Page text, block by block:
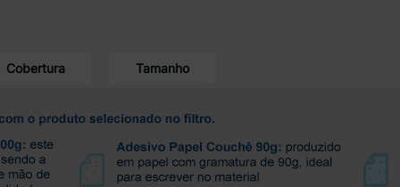
Cobertura Tamanho